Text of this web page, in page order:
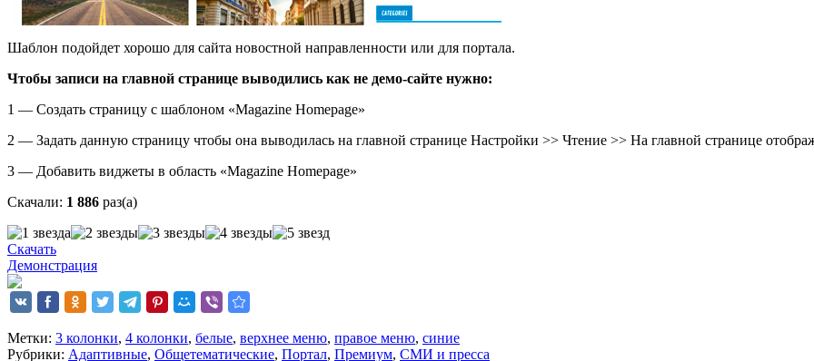
Шаблон подойдет хорошо для сайта новостной направленности или для портала.
Чтобы записи на главной странице выводились как не демо-сайте нужно:
1 — Создать страницу с шаблоном «Magazine Homepage»
2 — Задать данную страницу чтобы она выводилась на главной странице Настройки >> Чтение >> На главной странице
3 — Добавить виджеты в область «Magazine Homepage»
Скачали: 1 886 раз(а)
Скачать
Демонстрация
Метки: 3 колонки, 4 колонки, белые, верхнее меню, правое меню, синие
Рубрики: Адаптивные, Общетематические, Портал, Премиум, СМИ и пресса